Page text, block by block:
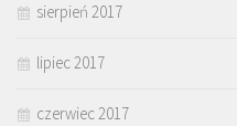
sierpień 2017
lipiec 2017
czerwiec 2017